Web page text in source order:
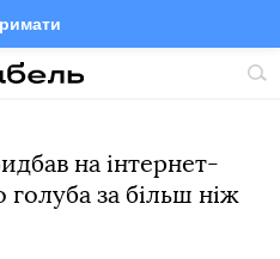
TelegramTwitter
на інтернет-
голуба за більш ніж